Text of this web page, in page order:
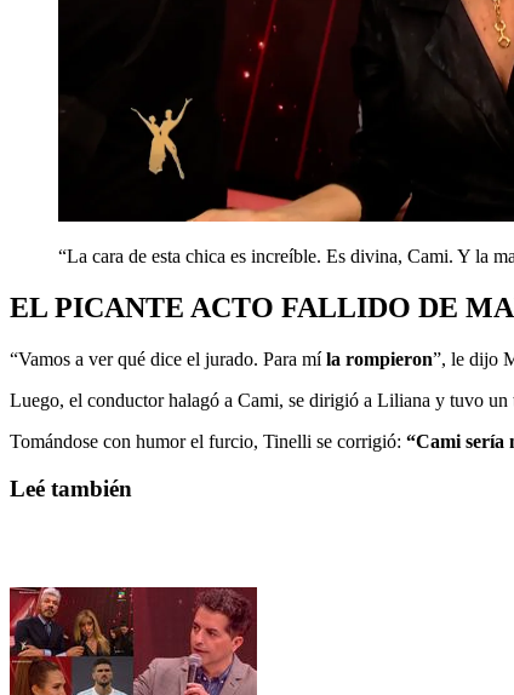
“La cara de esta chica es increíble. Es divina, Cami. Y la
EL PICANTE ACTO FALLIDO DE
“Vamos a ver qué dice el jurado. Para míla rompieron”, le dijo
Luego, el conductor halagó a Cami, se dirigió a Liliana y tuvo
Tomándose con humor el furcio, Tinelli se corrigió: “Cami sería
Leé también